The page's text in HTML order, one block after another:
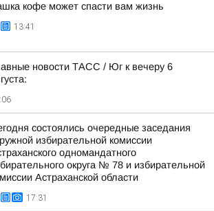
кофе может спасти вам жизнь
13:41
новости ТАСС / Юг к вечеру 6
состоялись очередные заседания
избирательной комиссии
одномандатного
округа № 78 и избирательной
Астраханской области
17:31